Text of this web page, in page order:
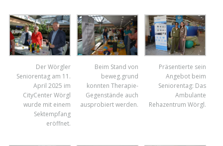
Der Wörgler
Seniorentag am 11.
April 2025 im
CityCenter Wörgl
wurde mit einem
Sektempfang
eröffnet.
Beim Stand von
beweg.grund
konnten Therapie-
Gegenstände auch
ausprobiert werden.
Präsentierte sein
Angebot beim
Seniorentag: Das
Ambulante
Rehazentrum Wörgl.